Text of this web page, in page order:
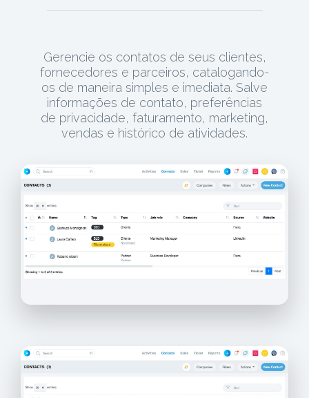
Gerencie os contatos de seus clientes,
fornecedores e parceiros, catalogando-
os de maneira simples e imediata. Salve
informações de contato, preferências
de privacidade, faturamento, marketing,
vendas e histórico de atividades.